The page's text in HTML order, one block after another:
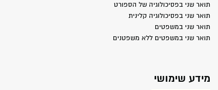
תואר שני בפסיכולוגיה של הספורט
תואר שני בפסיכולוגיה קלינית
תואר שני במשפטים
תואר שני במשפטים ללא משפטנים
מידע שימושי